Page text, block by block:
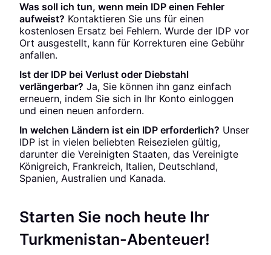
Was soll ich tun, wenn mein IDP einen Fehler
aufweist? Kontaktieren Sie uns für einen
kostenlosen Ersatz bei Fehlern. Wurde der IDP vor
Ort ausgestellt, kann für Korrekturen eine Gebühr
anfallen.
Ist der IDP bei Verlust oder Diebstahl
verlängerbar? Ja, Sie können ihn ganz einfach
erneuern, indem Sie sich in Ihr Konto einloggen
und einen neuen anfordern.
In welchen Ländern ist ein IDP erforderlich? Unser
IDP ist in vielen beliebten Reisezielen gültig,
darunter die Vereinigten Staaten, das Vereinigte
Königreich, Frankreich, Italien, Deutschland,
Spanien, Australien und Kanada.
Starten Sie noch heute Ihr
Turkmenistan-Abenteuer!